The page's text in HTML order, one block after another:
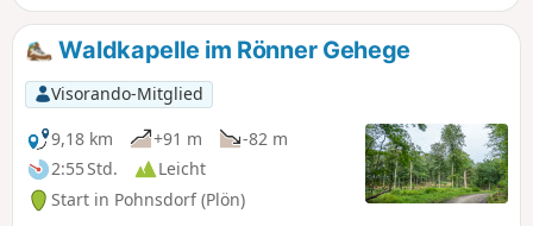
Waldkapelle im Rönner Gehege
Visorando-Mitglied
9,18 km
+91 m
-82 m
2:55 Std.
Leicht
Start in Pohnsdorf (Plön)